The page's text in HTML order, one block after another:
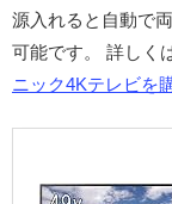
源入れると自動で
可能です。 詳しく
ニック4Kテレビを